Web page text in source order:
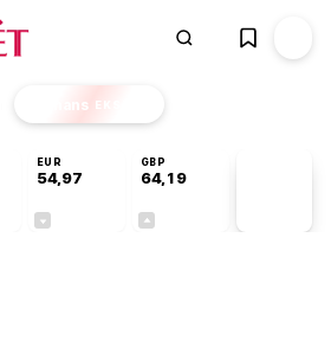
Finans EKSTRA
EUR
54,97
GBP
64,19